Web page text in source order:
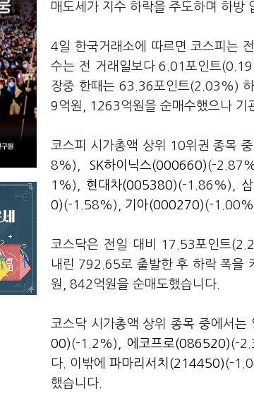
매도세가 지수 하락을 주도하며 하방
4일 한국거래소에 따르면 코스피는
수는 전 거래일보다 6.01포인트
장중 한때는 63.36포인트(2.03%)
9억원, 1263억원을 순매수했으나 기
코스피 시가총액 상위 10위권 종목 중
8%), SK하이닉스(000660)(-
1%), 현대차(005380)(-1.86%),
0)(-1.58%), 기아(000270)(-
코스닥은 전일 대비 17.53포인트
내린 792.65로 출발한 후 하락 폭을
원, 842억원을 순매도했습니다.
코스닥 시가총액 상위 종목 중에서는
00)(-1.2%), 에코프로(086520)(-
다. 이밖에 파마리서치(214450)(-
했습니다.